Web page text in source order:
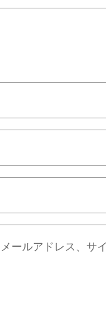
ールアドレス、サ